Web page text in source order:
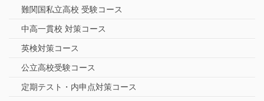
難関国私立高校 受験コース
中高一貫校 対策コース
英検対策コース
公立高校受験コース
定期テスト・内申点対策コース